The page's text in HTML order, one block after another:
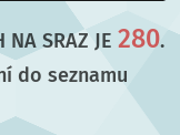
NA SRAZ JE 280.
do seznamu